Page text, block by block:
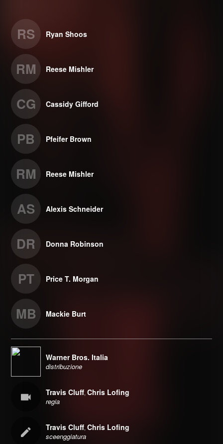
RS Ryan Shoos
RM Reese Mishler
CG Cassidy Gifford
PB Pfeifer Brown
RM Reese Mishler
AS Alexis Schneider
DR Donna Robinson
PT Price T. Morgan
MB Mackie Burt
Warner Bros. Italia
distribuzione
Travis Cluff,Chris Lofing
regia
Travis Cluff,Chris Lofing
sceenggiatura